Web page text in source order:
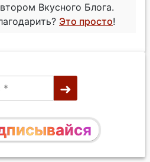
Вкусного Блога.
Это просто!